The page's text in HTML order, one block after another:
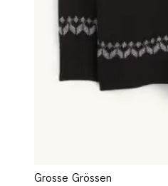
Grosse Grössen